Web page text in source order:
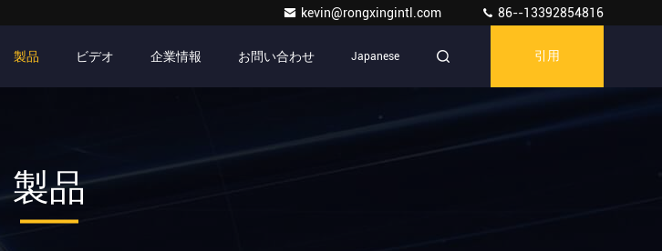
kevin@rongxingintl.com 86--13392854816
製品 ビデオ 企業情報 お問い合わせ Japanese 引用
製品